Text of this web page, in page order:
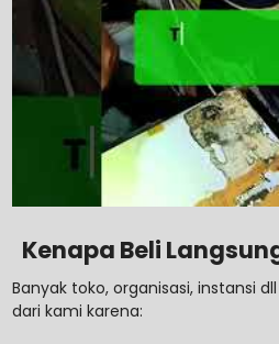
Kenapa Beli
Banyak toko, organisasi, instansi
dari kami karena: